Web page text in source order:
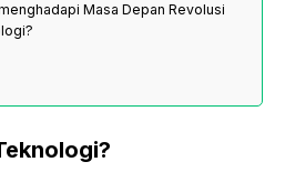
Masa Depan Revolusi